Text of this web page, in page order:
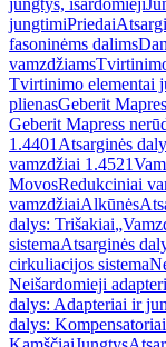
jungtys, išardomieji
jungtimiPriedai
fasoninėms dalims
vamzdžiams
Tvirtinimo elementai
plienasGeberit
Geberit Mapress
1.4401 Atsarginės
vamzdžiai 1.4521
MovosRedukciniai
vamzdžiaiAlkūnės
dalys: Trišakiai
sistemaAtsarginės
cirkuliacijos sistema
Neišardomieji
dalys: Adapteriai ir
dalys: Kompensatoriai